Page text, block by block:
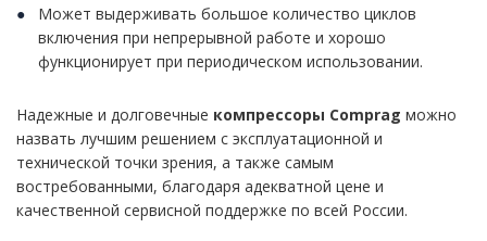
Может выдерживать большое количество циклов
включения при непрерывной работе и хорошо
функционирует при периодическом использовании.
Надежные и долговечные компрессоры Comprag можно
назвать лучшим решением с эксплуатационной и
технической точки зрения, а также самым
востребованными, благодаря адекватной цене и
качественной сервисной поддержке по всей России.